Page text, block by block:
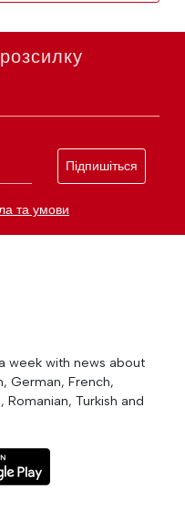
Підпишіться
та умови
week with news about
German, French,
Romanian, Turkish and